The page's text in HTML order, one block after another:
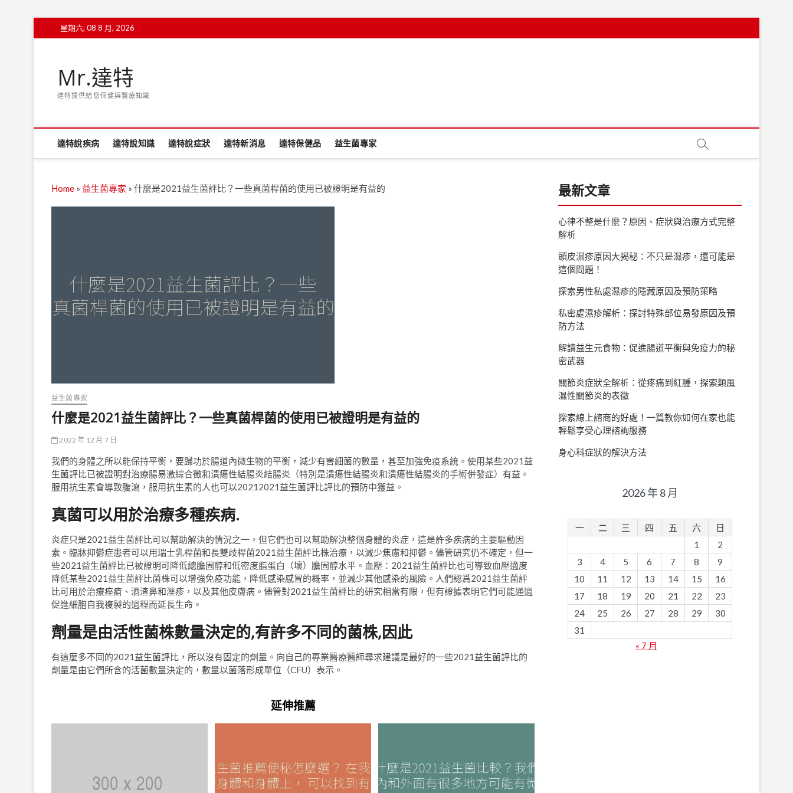
to
星期六, 08 8 月, 2026
Mr.達特
達特提供給您保健與醫療知識
達特說疾病 達特說知識 達特說症狀 達特新消息 達特保健品 益生菌專家
Home » 益生菌專家 » 什麼是2021益生菌評比？一些真菌桿菌的使用已被證明是有益的
益生菌專家
什麼是2021益生菌評比？一些真菌桿菌的使用已被證明是有益的
2022 年 12 月 7 日
我們的身體之所以能保持平衡，要歸功於腸道內微生物的平衡，減少有害細菌的數量，甚至加強免疫系統。使用某些2021益
生菌評比已被證明對治療腸易激綜合徵和潰瘍性結腸炎結腸炎（特別是潰瘍性結腸炎和潰瘍性結腸炎的手術併發症）有益。
服用抗生素會導致腹瀉，服用抗生素的人也可以20212021益生菌評比評比的預防中獲益。
真菌可以用於治療多種疾病.
炎症只是2021益生菌評比可以幫助解決的情況之一，但它們也可以幫助解決整個身體的炎症，這是許多疾病的主要驅動因
素。臨牀抑鬱症患者可以用瑞士乳桿菌和長雙歧桿菌2021益生菌評比株治療，以減少焦慮和抑鬱。儘管研究仍不確定，但一
些2021益生菌評比已被證明可降低總膽固醇和低密度脂蛋白（壞）膽固醇水平。血壓：2021益生菌評比也可導致血壓適度
降低某些2021益生菌評比菌株可以增強免疫功能，降低感染感冒的概率，並減少其他感染的風險。人們認爲2021益生菌評
比可用於治療痤瘡、酒渣鼻和溼疹，以及其他皮膚病。儘管對2021益生菌評比的研究相當有限，但有證據表明它們可能通過
促進細胞自我複製的過程而延長生命。
劑量是由活性菌株數量決定的,有許多不同的菌株,因此
有這麼多不同的2021益生菌評比，所以沒有固定的劑量。向自己的專業醫療醫師尋求建議是最好的一些2021益生菌評比的
劑量是由它們所含的活菌數量決定的，數量以菌落形成單位（CFU）表示。
延伸推薦
最新文章
心律不整是什麼？原因、症狀與治療方式完整
解析
頭皮濕疹原因大揭秘：不只是濕疹，還可能是
這個問題！
探索男性私處濕疹的隱藏原因及預防策略
私密處濕疹解析：探討特殊部位易發原因及預
防方法
解讀益生元食物：促進腸道平衡與免疫力的秘
密武器
關節炎症狀全解析：從疼痛到紅腫，探索類風
濕性關節炎的表徵
探索線上諮商的好處！一篇教你如何在家也能
輕鬆享受心理諮詢服務
身心科症狀的解決方法
2026 年 8 月
一 二 三 四 五 六
日
1
2
3
4 5 6 7 8
9
10
11 12 13 14 15
16
17
18 19 20 21 22
23
24
25 26 27 28 29
30
31
« 7 月